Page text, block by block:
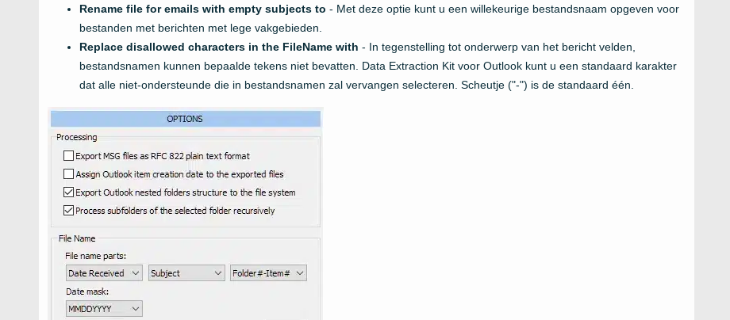
Rename file for emails with empty subjects to - Met deze optie kunt u een willekeurige bestandsnaam opgeven voor
bestanden met berichten met lege vakgebieden.
Replace disallowed characters in the FileName with - In tegenstelling tot onderwerp van het bericht velden,
bestandsnamen kunnen bepaalde tekens niet bevatten. Data Extraction Kit voor Outlook kunt u een standaard karakter
dat alle niet-ondersteunde die in bestandsnamen zal vervangen selecteren. Scheutje ("-") is de standaard één.